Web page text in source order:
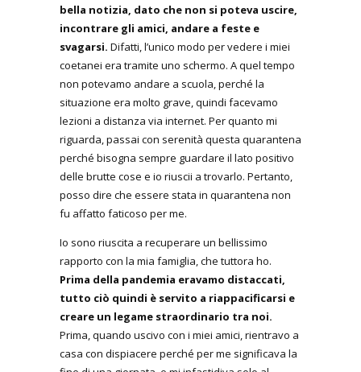
bella notizia, dato che non si poteva uscire,
incontrare gli amici, andare a feste e
svagarsi. Difatti, l’unico modo per vedere i miei
coetanei era tramite uno schermo. A quel tempo
non potevamo andare a scuola, perché la
situazione era molto grave, quindi facevamo
lezioni a distanza via internet. Per quanto mi
riguarda, passai con serenità questa quarantena
perché bisogna sempre guardare il lato positivo
delle brutte cose e io riuscii a trovarlo. Pertanto,
posso dire che essere stata in quarantena non
fu affatto faticoso per me.
Io sono riuscita a recuperare un bellissimo
rapporto con la mia famiglia, che tuttora ho.
Prima della pandemia eravamo distaccati,
tutto ciò quindi è servito a riappacificarsi e
creare un legame straordinario tra noi.
Prima, quando uscivo con i miei amici, rientravo a
casa con dispiacere perché per me significava la